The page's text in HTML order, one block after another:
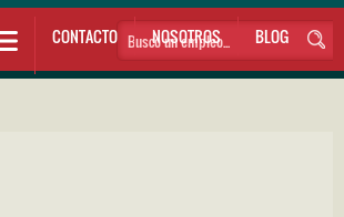
CONTACTO NOSOTROS BLOG